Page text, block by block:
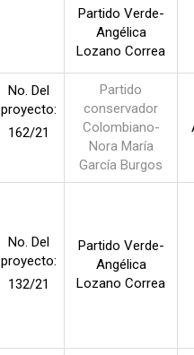
Partido Verde-
Angélica
Lozano Correa
No. Del
proyecto:
162/21
Partido
conservador
Colombiano-
Nora María
García Burgos
No. Del
proyecto:
132/21
Partido Verde-
Angélica
Lozano Correa